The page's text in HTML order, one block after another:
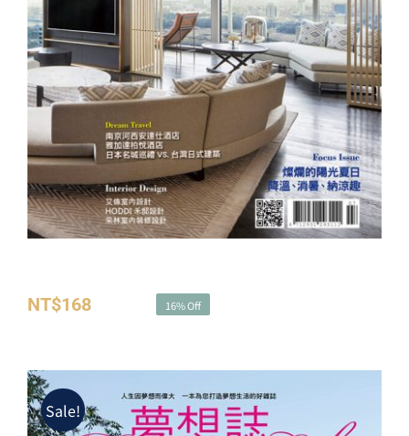
暑、納涼趣
原
價
格：
NT$200。
NT$168
目
價
格：
NT$168。
16% Off
Sale!